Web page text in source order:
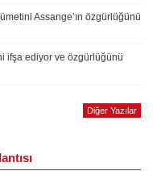
Assange’ın özgürlüğünü
ifşa ediyor ve özgürlüğünü
Diğer Yazılar